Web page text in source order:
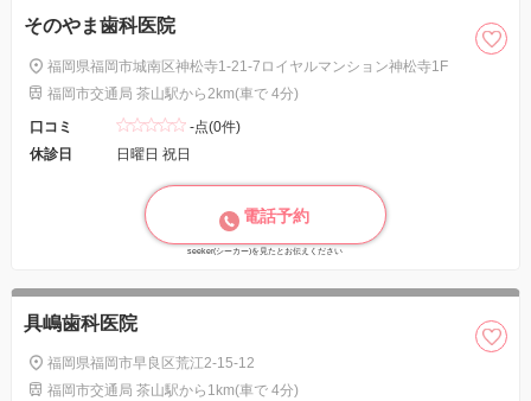
そのやま歯科医院
福岡県福岡市城南区神松寺1-21-7ロイヤルマンション神松寺1F
福岡市交通局 茶山駅から2km(車で 4分)
口コミ
-点(0件)
休診日
日曜日 祝日
電話予約
seeker(シーカー)を見たとお伝えください
具嶋歯科医院
福岡県福岡市早良区荒江2-15-12
福岡市交通局 茶山駅から1km(車で 4分)